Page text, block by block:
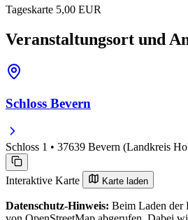
Tageskarte 5,00 EUR
Veranstaltungsort und
Schloss Bevern
Schloss 1 • 37639 Bevern (Landkreis
Interaktive Karte Karte laden
Datenschutz-Hinweis: Beim Laden der